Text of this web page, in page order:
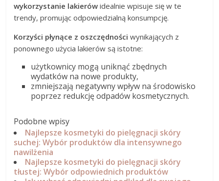
wykorzystanie lakierów idealnie wpisuje się w te
trendy, promując odpowiedzialną konsumpcję.
Korzyści płynące z oszczędności wynikających z
ponownego użycia lakierów są istotne:
użytkownicy mogą uniknąć zbędnych
wydatków na nowe produkty,
zmniejszają negatywny wpływ na środowisko
poprzez redukcję odpadów kosmetycznych.
Podobne wpisy
Najlepsze kosmetyki do pielęgnacji skóry
suchej: Wybór produktów dla intensywnego
nawilżenia
Najlepsze kosmetyki do pielęgnacji skóry
tłustej: Wybór odpowiednich produktów